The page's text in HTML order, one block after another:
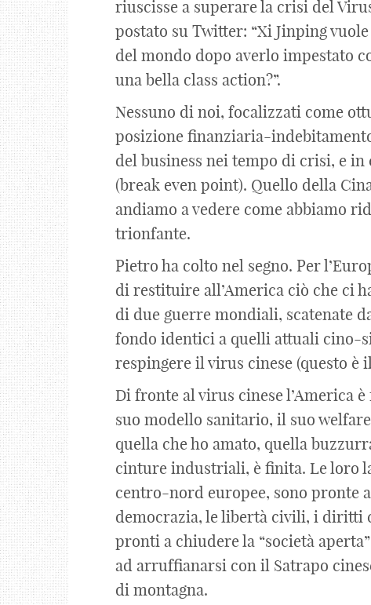
riuscisse a superare la crisi del
postato su Twitter: “Xi Jinping
del mondo dopo averlo impestato
una bella class action?”.
Nessuno di noi, focalizzati come
posizione finanziaria-
del business nei tempo di crisi, e in
(break even point). Quello della
andiamo a vedere come abbiamo
trionfante.
Pietro ha colto nel segno. Per
di restituire all’America ciò che ci
di due guerre mondiali, scatenate
fondo identici a quelli attuali cino-
respingere il virus cinese (questo è
Di fronte al virus cinese l’America
suo modello sanitario, il suo
quella che ho amato, quella
cinture industriali, è finita. Le loro
centro-nord europee, sono pronte
democrazia, le libertà civili, i diritti
pronti a chiudere la “società
ad arruffianarsi con il Satrapo
di montagna.